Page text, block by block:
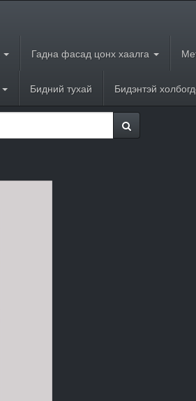
Гадна фасад цонх хаалга
Бидний тухай Бидэнтэй